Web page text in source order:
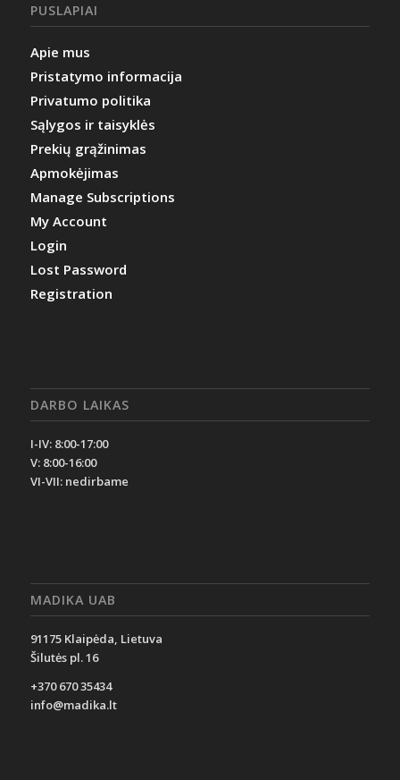
PUSLAPIAI
Apie mus
Pristatymo informacija
Privatumo politika
Sąlygos ir taisyklės
Prekių grąžinimas
Apmokėjimas
Manage Subscriptions
My Account
Login
Lost Password
Registration
DARBO LAIKAS
I-IV: 8:00-17:00
V: 8:00-16:00
VI-VII: nedirbame
MADIKA UAB
91175 Klaipėda, Lietuva
Šilutės pl. 16
+370 670 35434
info@madika.lt